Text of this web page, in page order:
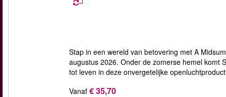
Stap in een wereld van betovering met A
augustus 2026. Onder de zomerse hemel komt
tot leven in deze onvergetelijke
Vanaf € 35,70